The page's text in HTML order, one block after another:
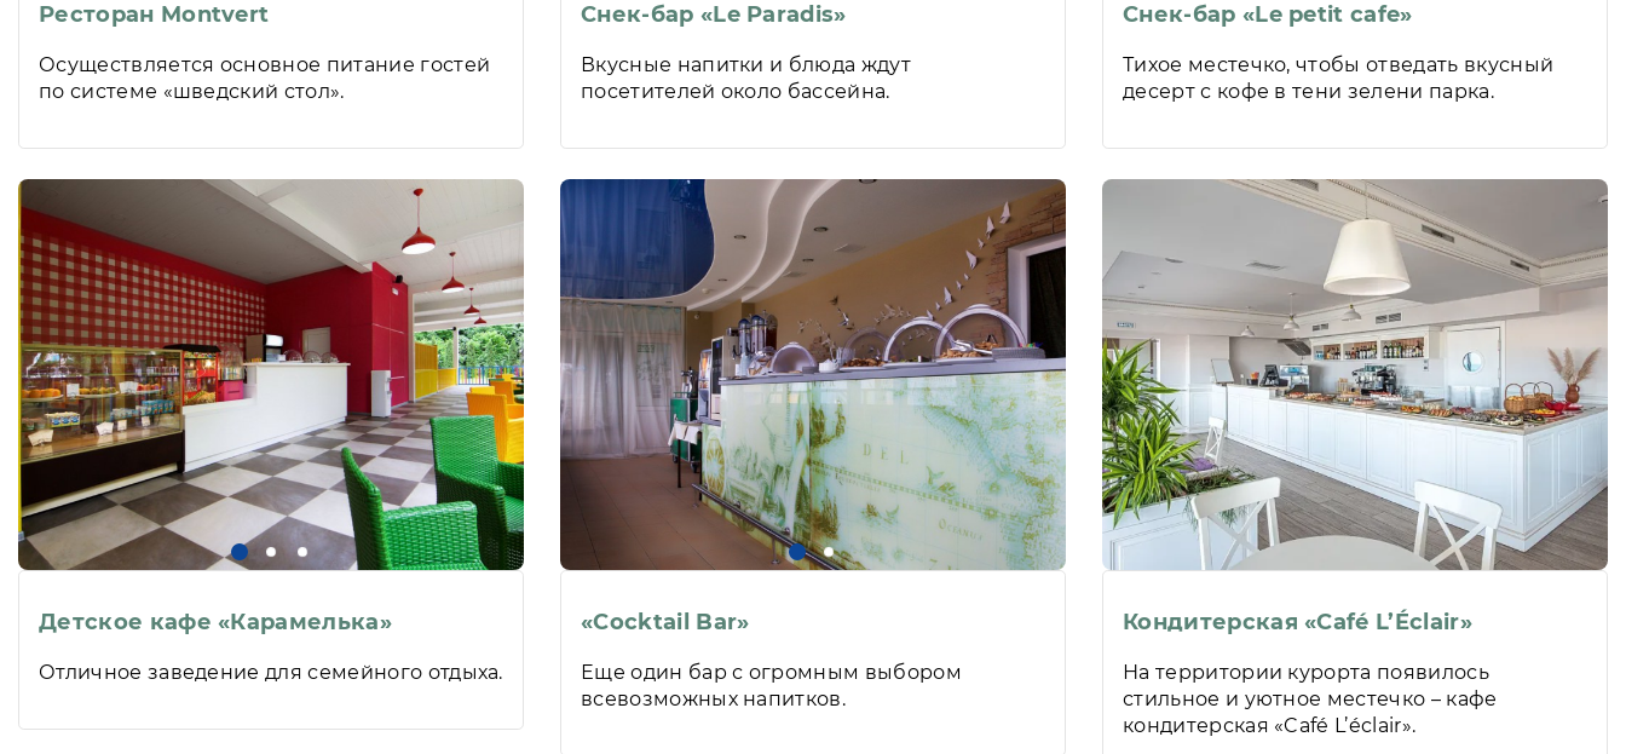
Ресторан Montvert
Осуществляется основное питание гостей
по системе «шведский стол».
Снек-бар «Le Paradis»
Вкусные напитки и блюда ждут
посетителей около бассейна.
Снек-бар «Le petit cafe»
Тихое местечко, чтобы отведать вкусный
десерт с кофе в тени зелени парка.
Детское кафе «Карамелька»
Отличное заведение для семейного отдыха.
«Cocktail Bar»
Еще один бар с огромным выбором
всевозможных напитков.
Кондитерская «Café L’Éclair»
На территории курорта появилось
стильное и уютное местечко – кафе
кондитерская «Café L’éclair».